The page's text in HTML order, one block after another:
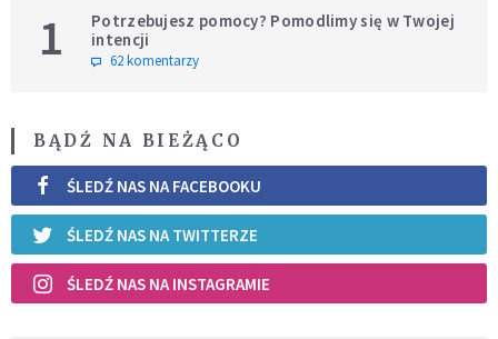
1
Potrzebujesz pomocy? Pomodlimy się w Twojej
intencji
62 komentarzy
BĄDŹ NA BIEŻĄCO
ŚLEDŹ NAS NA FACEBOOKU
ŚLEDŹ NAS NA TWITTERZE
ŚLEDŹ NAS NA INSTAGRAMIE